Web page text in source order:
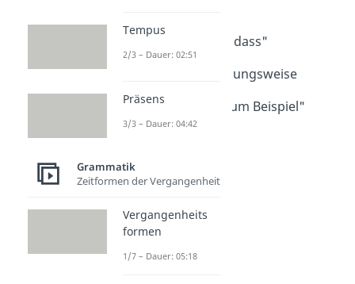
Dauer: 04:22
Komma vor "ohne dass"
Dauer: 02:09
Komma vor beziehungsweise
Komma vor "wie zum Beispiel"
Dauer: 03:36
Tempus
2/3 – Dauer: 02:51
Präsens
3/3 – Dauer: 04:42
Grammatik
Zeitformen der Vergangenheit
Vergangenheits
formen
1/7 – Dauer: 05:18